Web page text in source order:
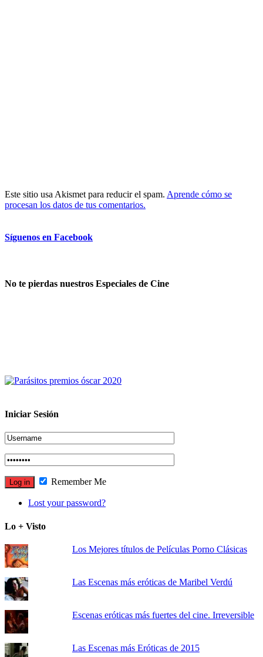
Este sitio usa Akismet para reducir el spam. Aprende cómo se
procesan los datos de tus comentarios.
Síguenos en Facebook
No te pierdas nuestros Especiales de Cine
Iniciar Sesión
Remember Me
Lost your password?
Lo + Visto
Los Mejores títulos de Películas Porno Clásicas
Las Escenas más eróticas de Maribel Verdú
Escenas eróticas más fuertes del cine. Irreversible
Las Escenas más Eróticas de 2015